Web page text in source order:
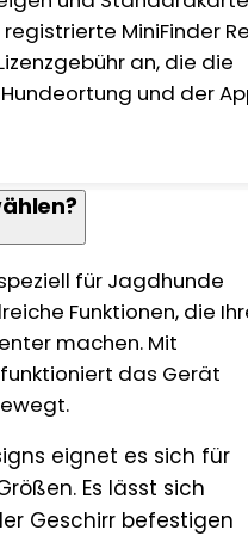
MiniFinder
an, die die
und der
für Jagdhunde
Funktionen, die
machen. Mit
das Gerät
eignet es sich für
Es lässt sich
Geschirr befestigen